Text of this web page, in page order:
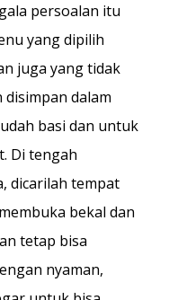
persoalan itu
yang dipilih
juga yang tidak
dalam
basi dan untuk
Di tengah
dicarilah tempat
bekal dan
tetap bisa
nyaman,